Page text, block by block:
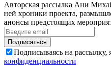
Авторская рассылка Ани
ней хроники проекта,
анонсы предстоящих
Подписаться
Подписываясь на рассылку,
конфиденциальности